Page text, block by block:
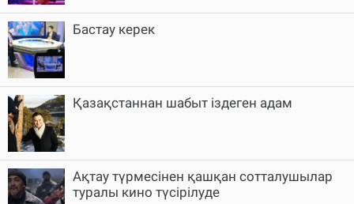
Бастау керек
Қазақстаннан шабыт іздеген адам
Ақтау түрмесінен қашқан сотталушылар
туралы кино түсірілуде